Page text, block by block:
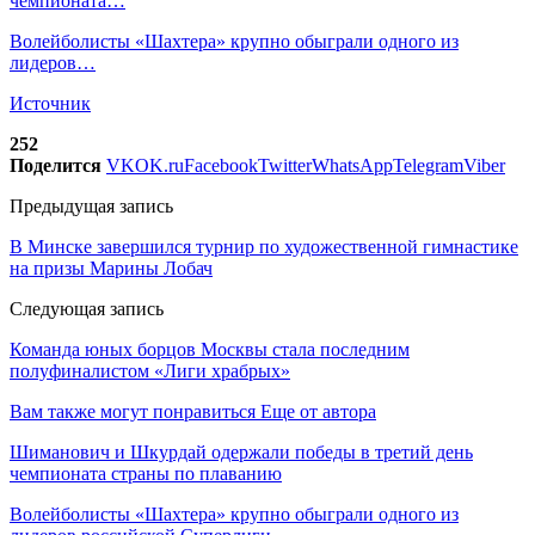
Волейболисты «Шахтера» крупно обыграли одного из
лидеров…
Источник
252
Поделится VKOK.ruFacebookTwitterWhatsAppTelegramViber
Предыдущая запись
В Минске завершился турнир по художественной гимнастике
на призы Марины Лобач
Следующая запись
Команда юных борцов Москвы стала последним
полуфиналистом «Лиги храбрых»
Вам также могут понравиться Еще от автора
Шиманович и Шкурдай одержали победы в третий день
чемпионата страны по плаванию
Волейболисты «Шахтера» крупно обыграли одного из